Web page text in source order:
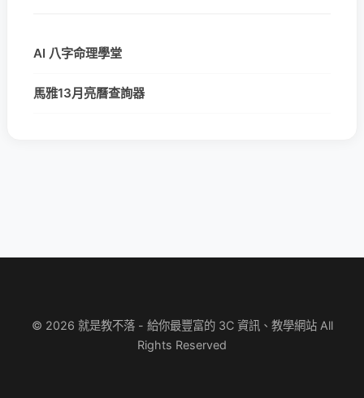
AI 八字命理學堂
馬雅13月亮曆查詢器
© 2026 就是教不落 - 給你最豐富的 3C 資訊、教學網站 All
Rights Reserved